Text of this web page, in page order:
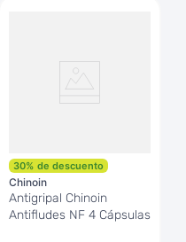
30% de descuento
Chinoin
Antigripal Chinoin
Antifludes NF 4 Cápsulas